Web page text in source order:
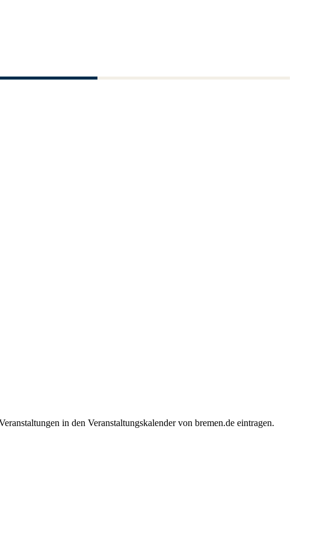
in den Veranstaltungskalender von bremen.de eintragen.